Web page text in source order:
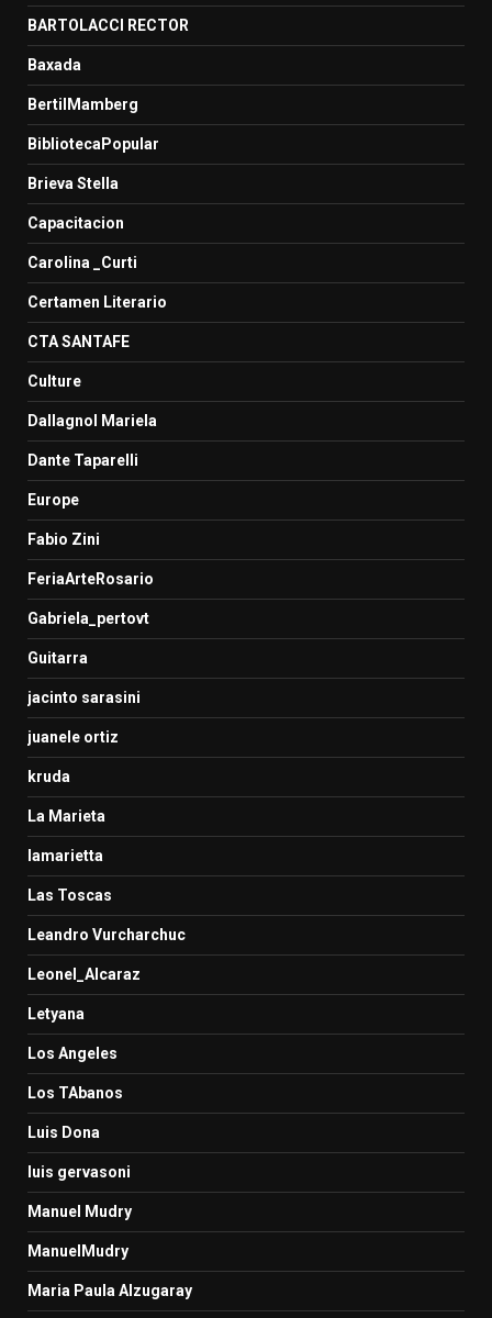
BARTOLACCI RECTOR
Baxada
BertilMamberg
BibliotecaPopular
Brieva Stella
Capacitacion
Carolina _Curti
Certamen Literario
CTA SANTAFE
Culture
Dallagnol Mariela
Dante Taparelli
Europe
Fabio Zini
FeriaArteRosario
Gabriela_pertovt
Guitarra
jacinto sarasini
juanele ortiz
kruda
La Marieta
lamarietta
Las Toscas
Leandro Vurcharchuc
Leonel_Alcaraz
Letyana
Los Angeles
Los TAbanos
Luis Dona
luis gervasoni
Manuel Mudry
ManuelMudry
Maria Paula Alzugaray